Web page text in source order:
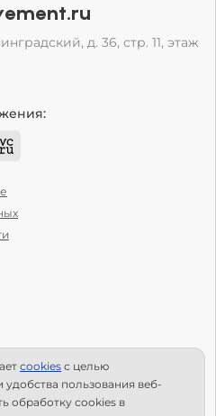
д. 36, стр. 11, этаж
сookies с целью
пользования веб-
обработку сookies в